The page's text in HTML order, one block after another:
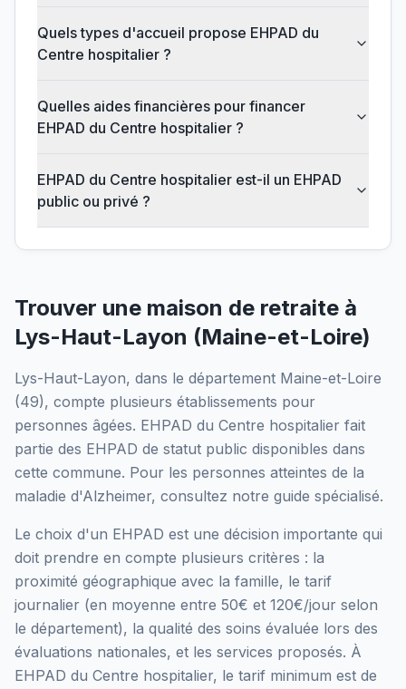
Quels types d'accueil propose EHPAD du
Centre hospitalier ?
Quelles aides financières pour financer
EHPAD du Centre hospitalier ?
EHPAD du Centre hospitalier est-il un EHPAD
public ou privé ?
Trouver une maison de retraite à
Lys-Haut-Layon (Maine-et-Loire)
Lys-Haut-Layon, dans le département Maine-et-Loire
(49), compte plusieurs établissements pour
personnes âgées. EHPAD du Centre hospitalier fait
partie des EHPAD de statut public disponibles dans
cette commune. Pour les personnes atteintes de la
maladie d'Alzheimer, consultez notre guide spécialisé.
Le choix d'un EHPAD est une décision importante qui
doit prendre en compte plusieurs critères : la
proximité géographique avec la famille, le tarif
journalier (en moyenne entre 50€ et 120€/jour selon
le département), la qualité des soins évaluée lors des
évaluations nationales, et les services proposés. À
EHPAD du Centre hospitalier, le tarif minimum est de